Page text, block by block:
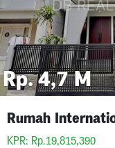
Rp. 4,7 M
KPR: Rp.19,815,390